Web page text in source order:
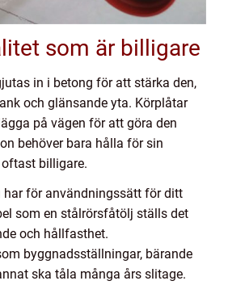
som är billigare
in i betong för att stärka den,
och glänsande yta. Körplåtar
på vägen för att göra den
behöver bara hålla för sin
billigare.
har för användningssätt för ditt
som en stålrörsfåtölj ställs det
och hållfasthet.
byggnadsställningar, bärande
ska tåla många års slitage.